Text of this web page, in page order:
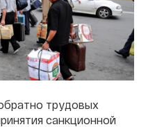
трудовых
санкционной